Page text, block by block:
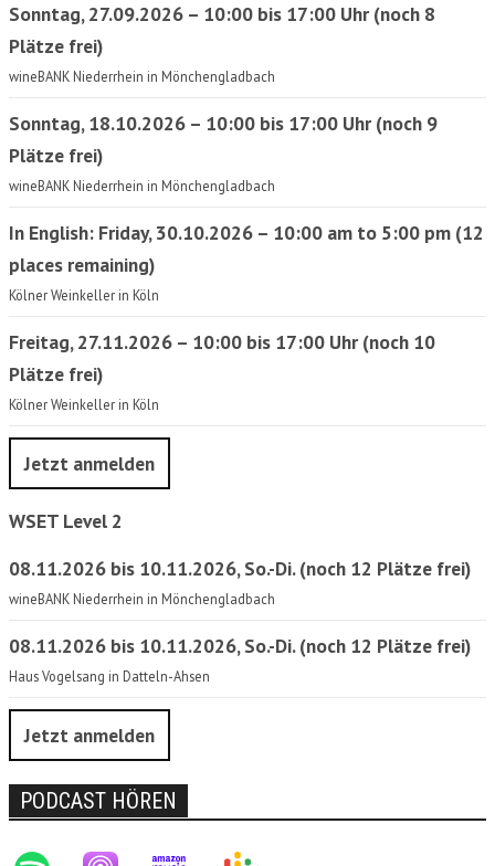
Sonntag, 27.09.2026 – 10:00 bis 17:00 Uhr (noch 8
Plätze frei)
wineBANK Niederrhein in Mönchengladbach
Sonntag, 18.10.2026 – 10:00 bis 17:00 Uhr (noch 9
Plätze frei)
wineBANK Niederrhein in Mönchengladbach
In English: Friday, 30.10.2026 – 10:00 am to 5:00 pm (12
places remaining)
Kölner Weinkeller in Köln
Freitag, 27.11.2026 – 10:00 bis 17:00 Uhr (noch 10
Plätze frei)
Kölner Weinkeller in Köln
Jetzt anmelden
WSET Level 2
08.11.2026 bis 10.11.2026, So.-Di. (noch 12 Plätze frei)
wineBANK Niederrhein in Mönchengladbach
08.11.2026 bis 10.11.2026, So.-Di. (noch 12 Plätze frei)
Haus Vogelsang in Datteln-Ahsen
Jetzt anmelden
PODCAST HÖREN